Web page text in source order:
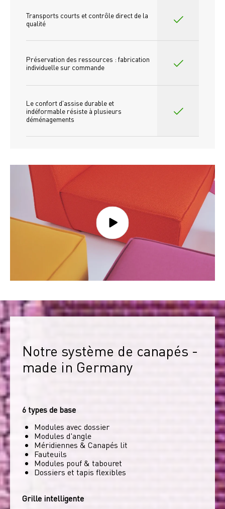
Transports courts et contrôle direct de la
qualité
Préservation des ressources : fabrication
individuelle sur commande
Le confort d'assise durable et
indéformable résiste à plusieurs
déménagements
Notre système de canapés -
made in Germany
6 types de base
Modules avec dossier
Modules d'angle
Méridiennes & Canapés lit
Fauteuils
Modules pouf & tabouret
Dossiers et tapis flexibles
Grille intelligente